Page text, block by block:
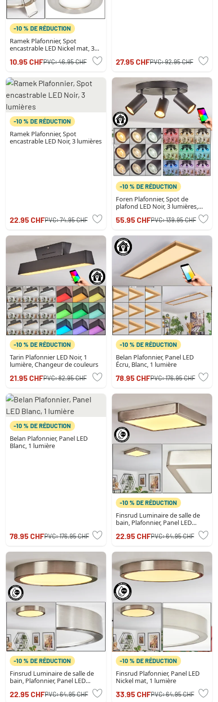
-10 % DE RÉDUCTION
Ramek Plafonnier, Spot
encastrable LED Nickel mat, 3
10.95 CHFPVC:46.95 CHF 27.95 CHFPVC:92.95 CHF
-10 % DE RÉDUCTION
Ramek Plafonnier, Spot
encastrable LED Noir, 3 lumières
22.95 CHFPVC:74.95 CHF
-10 % DE RÉDUCTION
Foren Plafonnier, Spot de
plafond LED Noir, 3 lumières,
55.95 CHFPVC:139.95 CHF
-10 % DE RÉDUCTION
Tarin Plafonnier LED Noir, 1
lumière, Changeur de couleurs
21.95 CHFPVC:82.95 CHF
-10 % DE RÉDUCTION
Belan Plafonnier, Panel LED
Écru, Blanc, 1 lumière
78.95 CHFPVC:176.95 CHF
-10 % DE RÉDUCTION
Belan Plafonnier, Panel LED
Blanc, 1 lumière
78.95 CHFPVC:176.95 CHF
-10 % DE RÉDUCTION
Finsrud Luminaire de salle de
bain, Plafonnier, Panel LED
22.95 CHFPVC:64.95 CHF
-10 % DE RÉDUCTION
Finsrud Luminaire de salle de
bain, Plafonnier, Panel LED
22.95 CHFPVC:64.95 CHF
-10 % DE RÉDUCTION
Finsrud Plafonnier, Panel LED
Nickel mat, 1 lumière
33.95 CHFPVC:64.95 CHF